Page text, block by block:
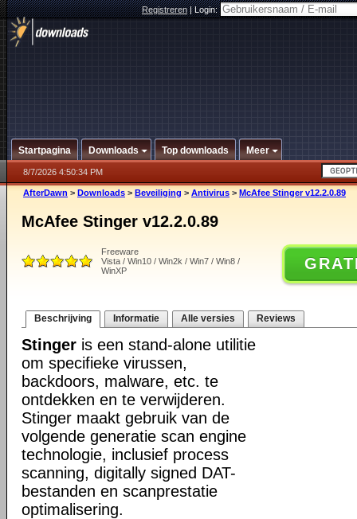
Registreren|Login:
Startpagina Downloads Top downloads Meer
8/7/2026 4:50:34 PM
AfterDawn > Downloads > Beveiliging > Antivirus > McAfee Stinger v12.2.0.89
McAfee Stinger v12.2.0.89
Freeware
Vista / Win10 / Win2k / Win7 / Win8 /
WinXP
Beschrijving Informatie Alle versies Reviews
Stinger is een stand-alone utilitie
om specifieke virussen,
backdoors, malware, etc. te
ontdekken en te verwijderen.
Stinger maakt gebruik van de
volgende generatie scan engine
technologie, inclusief process
scanning, digitally signed DAT-
bestanden en scanprestatie
optimalisering.